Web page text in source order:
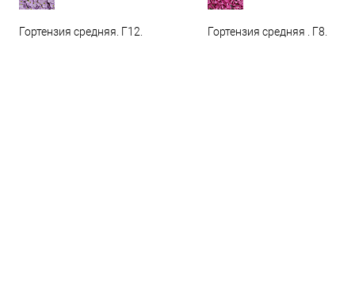
Гортензия средняя. Г12. Гортензия средняя . Г8.